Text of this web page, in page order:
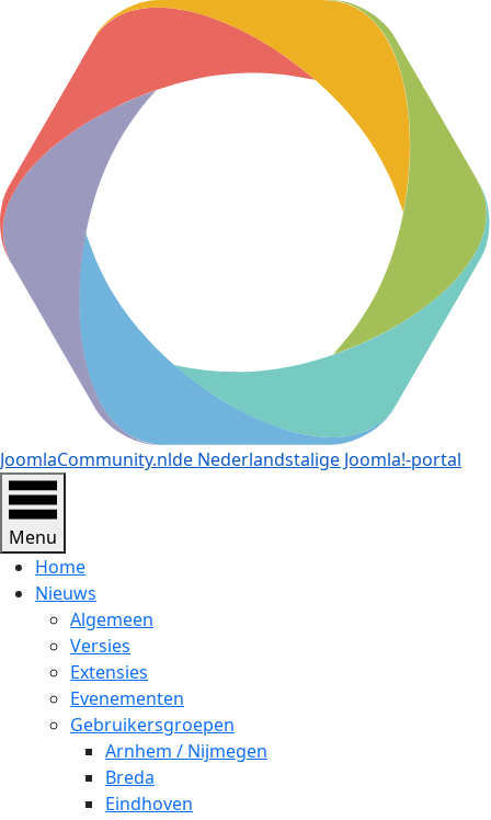
JoomlaCommunity.nlde Nederlandstalige Joomla!-portal
Menu
Home
Nieuws
Algemeen
Versies
Extensies
Evenementen
Gebruikersgroepen
Arnhem / Nijmegen
Breda
Eindhoven